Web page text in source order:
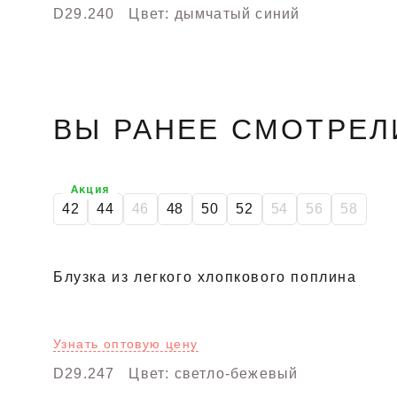
D29.240 Цвет: дымчатый синий
ВЫ РАНЕЕ
42 44 46 48 50 52 54 56 58
Блузка из легкого хлопкового поплина
Узнать оптовую цену
D29.247 Цвет: светло-бежевый
Акция